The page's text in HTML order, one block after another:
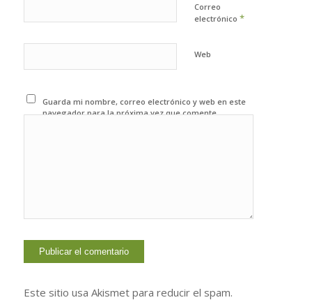
Correo
electrónico *
Web
Guarda mi nombre, correo electrónico y web en este
navegador para la próxima vez que comente.
Este sitio usa Akismet para reducir el spam.